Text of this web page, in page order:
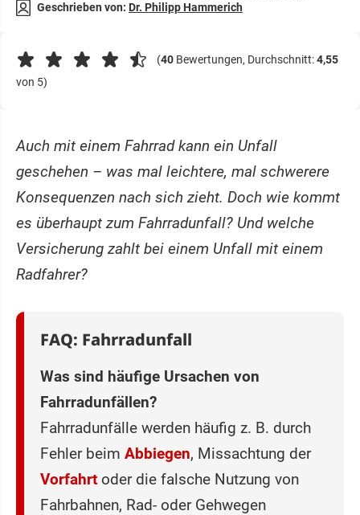
Geschrieben von: Dr. Philipp Hammerich
(40 Bewertungen, Durchschnitt:4,55
von 5)
Auch mit einem Fahrrad kann ein Unfall
geschehen – was mal leichtere, mal schwerere
Konsequenzen nach sich zieht. Doch wie kommt
es überhaupt zum Fahrradunfall? Und welche
Versicherung zahlt bei einem Unfall mit einem
Radfahrer?
FAQ: Fahrradunfall
Was sind häufige Ursachen von
Fahrradunfällen?
Fahrradunfälle werden häufig z. B. durch
Fehler beim Abbiegen, Missachtung der
Vorfahrt oder die falsche Nutzung von
Fahrbahnen, Rad- oder Gehwegen